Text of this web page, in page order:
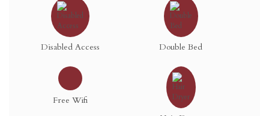
Disabled Access Double Bed
Free Wifi